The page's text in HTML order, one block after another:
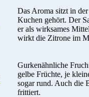
Das Aroma sitzt in
Kuchen gehört. Der
er als wirksames
wirkt die Zitrone im
Gurkenähnliche
gelbe Früchte, je
sogar rund. Auch die
frittiert.